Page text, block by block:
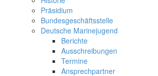
Präsidium
Bundesgeschäftsstelle
Deutsche Marinejugend
Berichte
Ausschreibungen
Termine
Ansprechpartner